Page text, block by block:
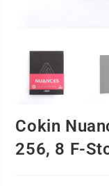
Cokin
256, 8 F-